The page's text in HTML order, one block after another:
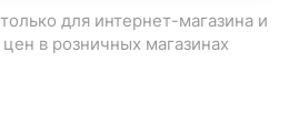
для интернет-магазина и
в розничных магазинах